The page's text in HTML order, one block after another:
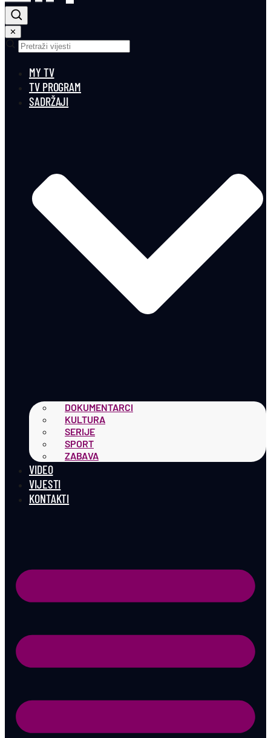
✕
MY TV
TV PROGRAM
SADRŽAJI
DOKUMENTARCI
KULTURA
SERIJE
SPORT
ZABAVA
VIDEO
VIJESTI
KONTAKTI